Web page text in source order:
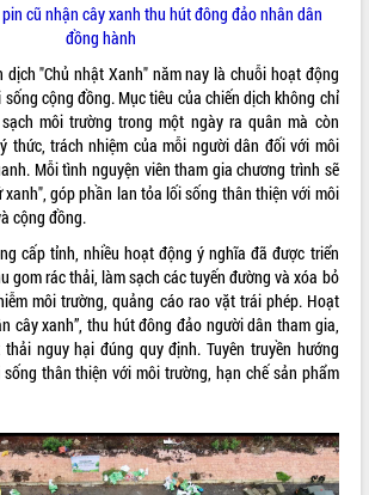
Mẹ Việt
chương
khai nhiệm
nhân dân
nội dung
Minh
có công với
thiết chế
yêu cầu
Lắk gặp
Hồ Chí
cốt liệt sĩ
Sơn Hòa
cũ nhận cây xanh thu hút đông đảo nhân dân
đồng hành
dịch "Chủ nhật Xanh" năm nay là chuỗi hoạt động
cộng đồng. Mục tiêu của chiến dịch không chỉ
môi trường trong một ngày ra quân mà còn
thức, trách nhiệm của mỗi người dân đối với môi
Mỗi tình nguyện viên tham gia chương trình sẽ
góp phần lan tỏa lối sống thân thiện với môi
cộng đồng.
cấp tỉnh, nhiều hoạt động ý nghĩa đã được triển
gom rác thải, làm sạch các tuyến đường và xóa bỏ
môi trường, quảng cáo rao vặt trái phép. Hoạt
cây xanh”, thu hút đông đảo người dân tham gia,
nguy hại đúng quy định. Tuyên truyền hướng
thân thiện với môi trường, hạn chế sản phẩm